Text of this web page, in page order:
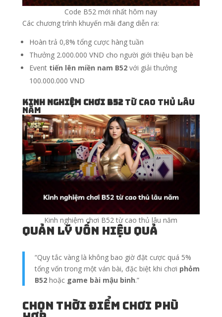
Code B52 mới nhất hôm nay
Các chương trình khuyến mãi đang diễn ra:
Hoàn trả 0,8% tổng cược hàng tuần
Thưởng 2.000.000 VND cho người giới thiệu bạn bè
Event tiến lên miền nam B52với giải thưởng
100.000.000 VND
Kinh nghiệm chơi B52từ cao thủ lâu
năm
Kinh nghiệm chơi B52 từ cao thủ lâu năm
Quản lý vốn hiệu quả
“Quy tắc vàng là không bao giờ đặt cược quá 5%
tổng vốn trong một ván bài, đặc biệt khi chơi phỏm
B52hoặc game bài mậu binh.”
Chọn thời điểm chơi phù